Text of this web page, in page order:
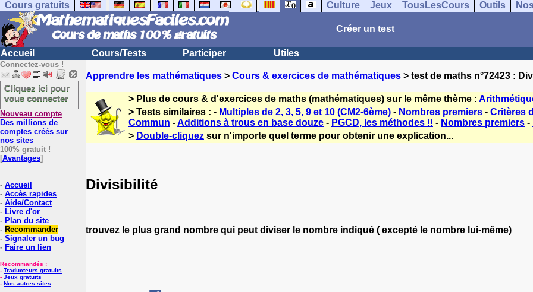
Cours gratuits Culture Jeux TousLesCours Outils
Créer un test
Accueil Cours/Tests Participer Utiles
Connectez-vous !
Cliquez ici pour
vous connecter
Nouveau compte
Des millions de
comptes créés sur
nos sites
100% gratuit !
[Avantages]
- Accueil
- Accès rapides
- Aide/Contact
- Livre d'or
- Plan du site
- Recommander
- Signaler un bug
- Faire un lien
Recommandés :
- Traducteurs gratuits
- Jeux gratuits
- Nos autres sites
Apprendre les mathématiques > Cours & exercices de mathématiques > test de maths n°72423 :
> Plus de cours & d'exercices de maths (mathématiques) sur le même thème :
> Tests similaires : - Multiples de 2, 3, 5, 9 et 10 (CM2-6ème) - Nombres premiers - Critères
Commun -Additions à trous en base douze - PGCD, les méthodes !! - Nombres premiers -
> Double-cliquez sur n'importe quel terme pour obtenir une explication...
Divisibilité
trouvez le plus grand nombre qui peut diviser le nombre indiqué ( excepté le nombre lui-même)